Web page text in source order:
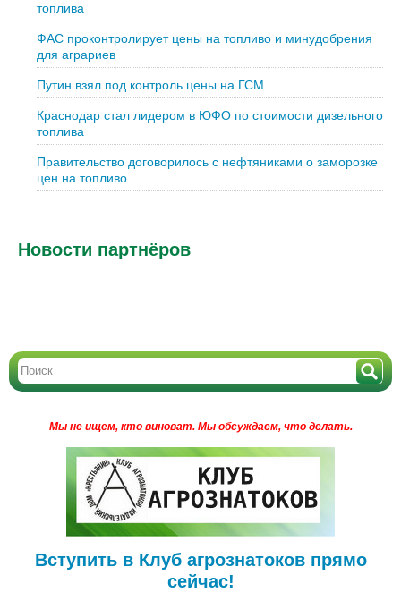
топлива
ФАС проконтролирует цены на топливо и минудобрения
для аграриев
Путин взял под контроль цены на ГСМ
Краснодар стал лидером в ЮФО по стоимости дизельного
топлива
Правительство договорилось с нефтяниками о заморозке
цен на топливо
Новости партнёров
Мы не ищем, кто виноват. Мы обсуждаем, что делать.
Вступить в Клуб агрознатоков прямо
сейчас!